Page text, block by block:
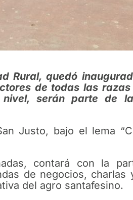
Rural, quedó
de todas las
serán parte de
Justo, bajo el lema
contará con la
de negocios,
del agro santafesino.